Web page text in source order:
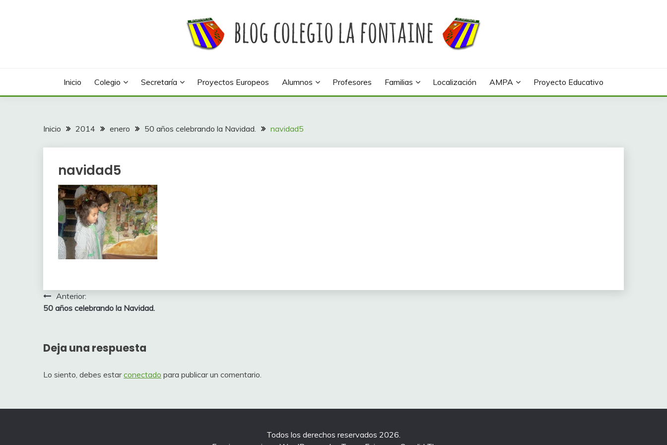
Inicio Colegio Secretaría Proyectos Europeos Alumnos Profesores Familias Localización AMPA Proyecto Educativo
Inicio 2014 enero 50 años celebrando la Navidad. navidad5
navidad5
Navegación
de
Anterior:
50 años celebrando la Navidad.
Deja una respuesta
Lo siento, debes estarconectado para publicar un comentario.
Todos los derechos reservados 2026.